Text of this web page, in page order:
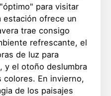
para visitar
estación ofrece un
trae consigo
refrescante, el
de luz para
y el otoño deslumbra
colores. En invierno,
de los paisajes